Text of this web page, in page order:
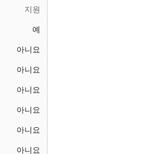
지원
예
아니요
아니요
아니요
아니요
아니요
아니요